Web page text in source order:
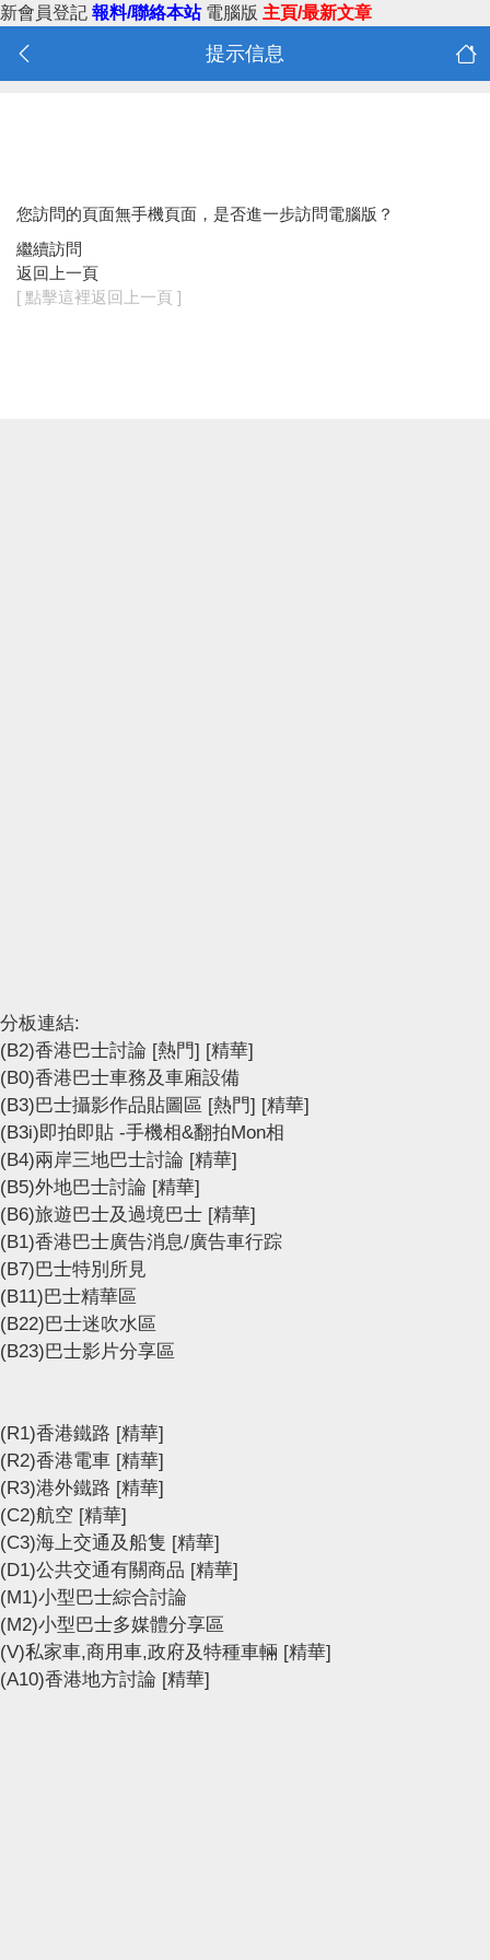
新會員登記 報料/聯絡本站 電腦版 主頁/最新文章
提示信息
您訪問的頁面無手機頁面，是否進一步訪問電腦版？
繼續訪問
返回上一頁
[ 點擊這裡返回上一頁 ]
分板連結:
(B2)香港巴士討論 [熱門] [精華]
(B0)香港巴士車務及車廂設備
(B3)巴士攝影作品貼圖區 [熱門] [精華]
(B3i)即拍即貼 -手機相&翻拍Mon相
(B4)兩岸三地巴士討論 [精華]
(B5)外地巴士討論 [精華]
(B6)旅遊巴士及過境巴士 [精華]
(B1)香港巴士廣告消息/廣告車行踪
(B7)巴士特別所見
(B11)巴士精華區
(B22)巴士迷吹水區
(B23)巴士影片分享區
(R1)香港鐵路 [精華]
(R2)香港電車 [精華]
(R3)港外鐵路 [精華]
(C2)航空 [精華]
(C3)海上交通及船隻 [精華]
(D1)公共交通有關商品 [精華]
(M1)小型巴士綜合討論
(M2)小型巴士多媒體分享區
(V)私家車,商用車,政府及特種車輛 [精華]
(A10)香港地方討論 [精華]